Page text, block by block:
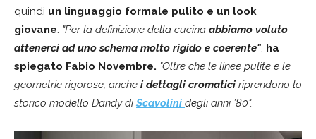
quindi un linguaggio formale pulito e un look
giovane. "Per la definizione della cucina abbiamo voluto
attenerci ad uno schema molto rigido e coerente", ha
spiegato Fabio Novembre. "Oltre che le linee pulite e le
geometrie rigorose, anche i dettagli cromaticiriprendono lo
storico modello Dandy diScavolinidegli anni ’80".